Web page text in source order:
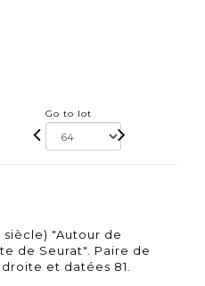
Go to lot
siècle) "Autour de
de Seurat". Paire de
et datées 81.